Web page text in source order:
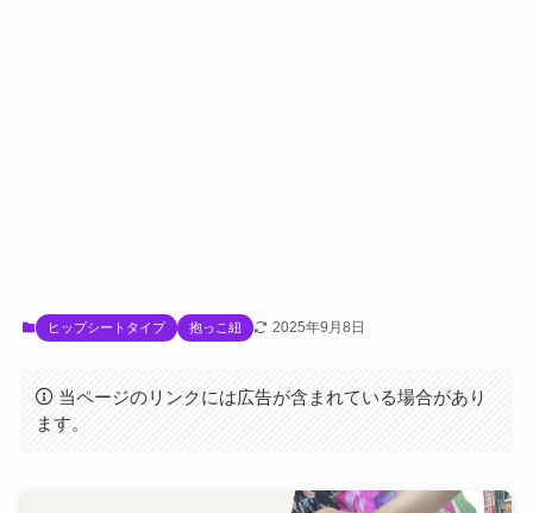
ヒップシートタイプ 抱っこ紐 2025年9月8日
当ページのリンクには広告が含まれている場合があり
ます。